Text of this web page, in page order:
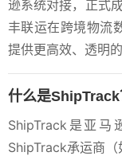
逊系统对接，正式
丰联运在跨境物流
提供更高效、透明的
什么是ShipTrack
ShipTrack是亚
ShipTrack承运商